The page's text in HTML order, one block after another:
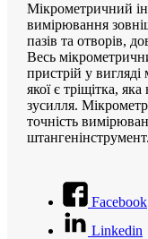
Мікрометричний
вимірювання
пазів та отворів,
Весь
пристрій у вигляді
якої є тріщітка,
зусилля.
точність
штангенінструмент.
Facebook
Linkedin